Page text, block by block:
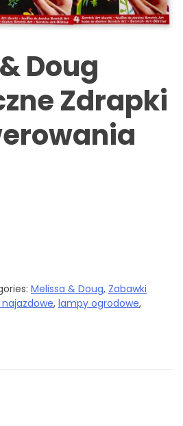
Doug
Zdrapki
Melissa & Doug, Zabawki
, lampy ogrodowe,